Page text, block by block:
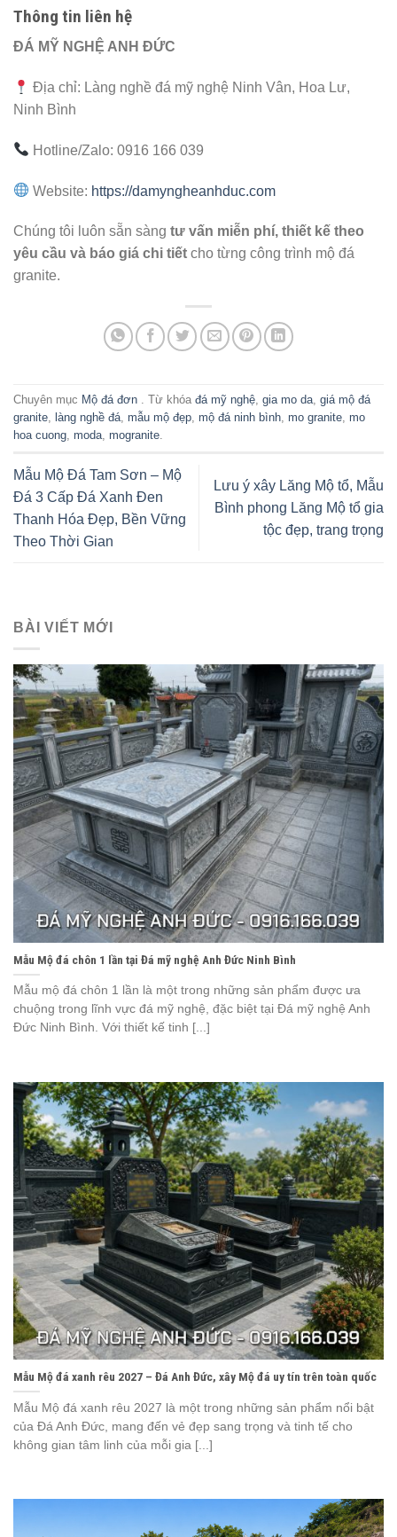
Thông tin liên hệ
ĐÁ MỸ NGHỆ ANH ĐỨC
Địa chỉ: Làng nghề đá mỹ nghệ Ninh Vân, Hoa Lư,
Ninh Bình
Hotline/Zalo: 0916 166 039
Website: https://damyngheanhduc.com
Chúng tôi luôn sẵn sàng tư vấn miễn phí, thiết kế theo
yêu cầu và báo giá chi tiết cho từng công trình mộ đá
granite.
Chuyên mục Mộ đá đơn . Từ khóa đá mỹ nghệ gia mo da giá mộ đá
granite
làng nghề đá mẫu mộ đẹp mộ đá ninh bình mo granite mo
hoa cuong moda mogranite
Mẫu Mộ Đá Tam Sơn – Mộ
Đá 3 Cấp Đá Xanh Đen
Thanh Hóa Đẹp, Bền Vững
Theo Thời Gian
Lưu ý xây Lăng Mộ tổ, Mẫu
Bình phong Lăng Mộ tổ gia
tộc đẹp, trang trọng
BÀI VIẾT MỚI
Mẫu Mộ đá chôn 1 lần tại Đá mỹ nghệ Anh Đức Ninh Bình
Mẫu mộ đá chôn 1 lần là một trong những sản phẩm được ưa
chuộng trong lĩnh vực đá mỹ nghệ, đặc biệt tại Đá mỹ nghệ Anh
Đức Ninh Bình. Với thiết kế tinh [...]
Mẫu Mộ đá xanh rêu 2027 – Đá Anh Đức, xây Mộ đá uy tín trên toàn quốc
Mẫu Mộ đá xanh rêu 2027 là một trong những sản phẩm nổi bật
của Đá Anh Đức, mang đến vẻ đẹp sang trọng và tinh tế cho
không gian tâm linh của mỗi gia [...]